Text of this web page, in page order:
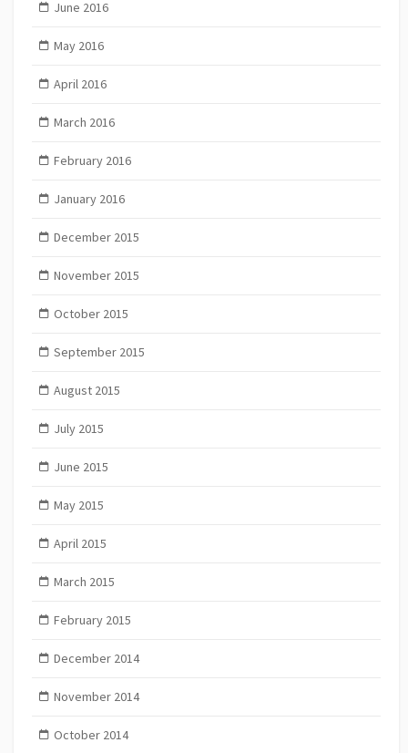
June 2016
May 2016
April 2016
March 2016
February 2016
January 2016
December 2015
November 2015
October 2015
September 2015
August 2015
July 2015
June 2015
May 2015
April 2015
March 2015
February 2015
December 2014
November 2014
October 2014